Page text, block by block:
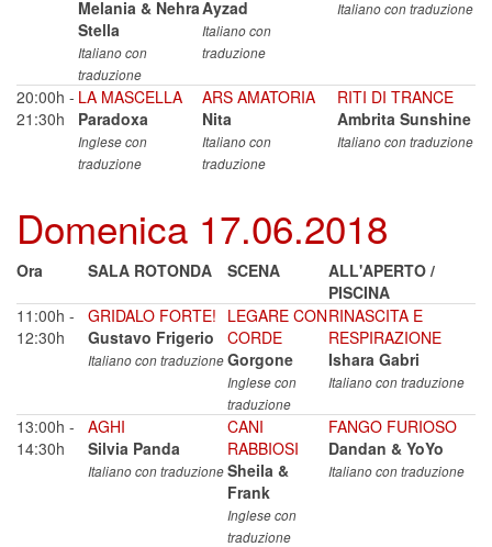
Melania & Nehra
Stella
Italiano con
traduzione
Ayzad
Italiano con
traduzione
Italiano con traduzione
20:00h -
21:30h
LA MASCELLA
Paradoxa
Inglese con
traduzione
ARS AMATORIA
Nita
Italiano con
traduzione
RITI DI TRANCE
Ambrita Sunshine
Italiano con traduzione
Domenica 17.06.2018
Ora SALA ROTONDA SCENA
ALL'APERTO /
PISCINA
11:00h -
12:30h
GRIDALO FORTE!
Gustavo Frigerio
Italiano con traduzione
LEGARE CON
CORDE
Gorgone
Inglese con
traduzione
RINASCITA E
RESPIRAZIONE
Ishara Gabri
Italiano con traduzione
13:00h -
14:30h
AGHI
Silvia Panda
Italiano con traduzione
CANI
RABBIOSI
Sheila &
Frank
Inglese con
traduzione
FANGO FURIOSO
Dandan & YoYo
Italiano con traduzione